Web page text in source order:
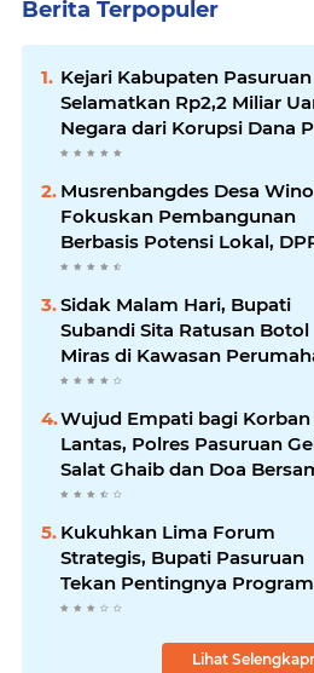
Berita Terpopuler
Kejari Kabupaten Pasuruan
Selamatkan Rp2,2 Miliar
Negara dari Korupsi Dana
Musrenbangdes Desa
Fokuskan Pembangunan
Berbasis Potensi Lokal,
Optimistis Meski Dihantam
Efisiensi Anggaran
Sidak Malam Hari, Bupati
Subandi Sita Ratusan Botol
Miras di Kawasan
Sidoarjo
Wujud Empati bagi Korban
Lantas, Polres Pasuruan
Salat Ghaib dan Doa
Kukuhkan Lima Forum
Strategis, Bupati Pasuruan
Tekan Pentingnya Program
Nyata untuk Rakyat
Lihat